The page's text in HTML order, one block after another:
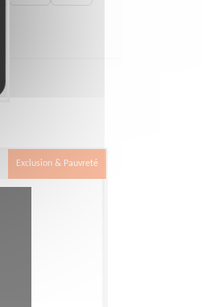
Exclusion & Pauvreté